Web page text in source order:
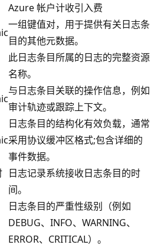
Azure 帐户计收引入费
一组键值对，用于提供有关日志条
目的其他元数据。
此日志条目所属的日志的完整资源
名称。
与日志条目关联的操作信息，例如
审计轨迹或跟踪上下文。
日志条目的结构化有效负载，通常
采用协议缓冲区格式;包含详细的
事件数据。
日志记录系统接收日志条目的时
间。
日志条目的严重性级别（例如
DEBUG、INFO、WARNING、
ERROR、CRITICAL）。